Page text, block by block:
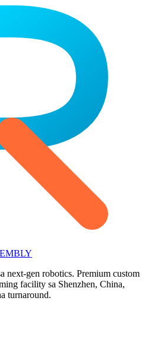
next-gen robotics. Premium custom
facility sa Shenzhen, China,
turnaround.